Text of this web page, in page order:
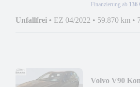
Finanzierung ab 136
Unfallfrei • EZ 04/2022 • 59.870 km •
Volvo V90